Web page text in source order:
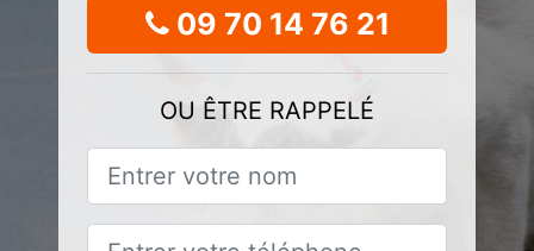
09 70 14 76 21
OU ÊTRE RAPPELÉ